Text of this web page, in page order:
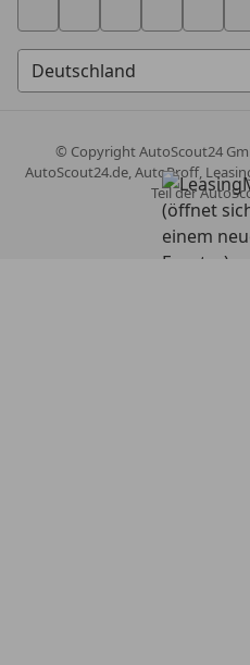
© CopyrightAutoScout24
AutoScout24.de, AutoProff,
Teil der